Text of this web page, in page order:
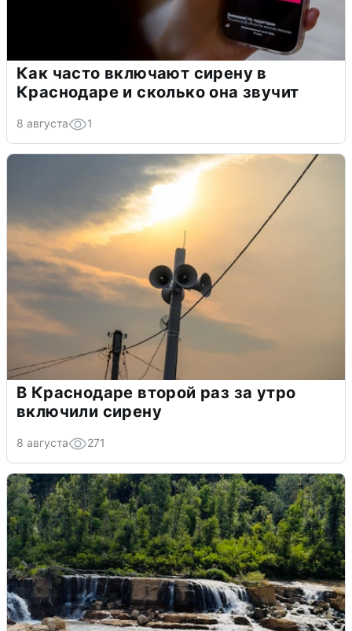
Как часто включают сирену в
Краснодаре и сколько она звучит
8 августа 1
В Краснодаре второй раз за утро
включили сирену
8 августа 271